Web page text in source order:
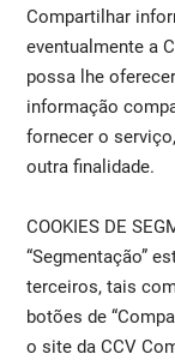
Compartilhar
eventualmente a
possa lhe
informação
fornecer o
outra finalidade.
COOKIES DE
“Segmentação”
terceiros, tais
botões de
o site da CCV